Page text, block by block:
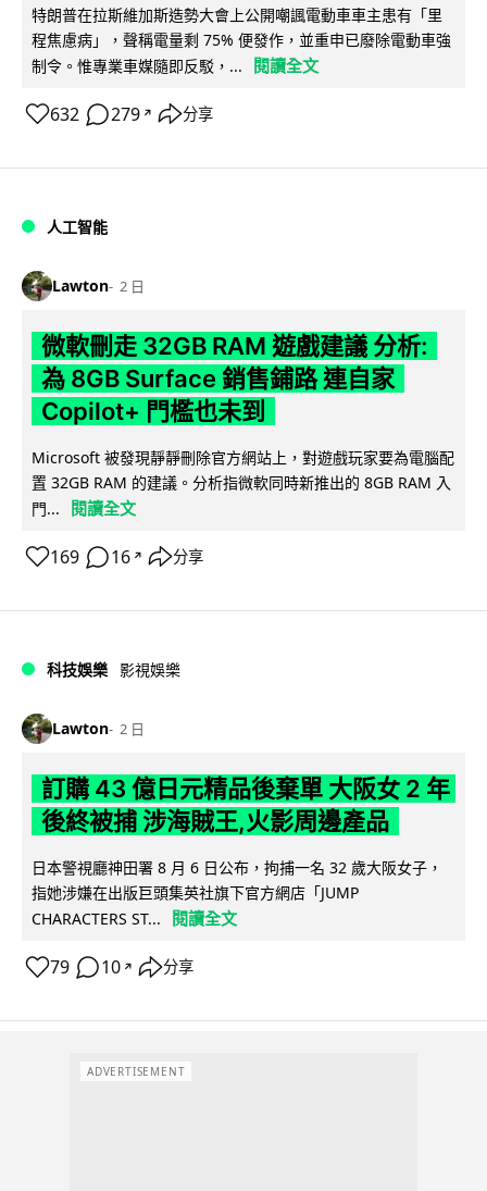
特朗普在拉斯維加斯造勢大會上公開嘲諷電動車車主患有「里
程焦慮病」，聲稱電量剩 75% 便發作，並重申已廢除電動車強
制令。惟專業車媒隨即反駁，...
閱讀全文
632 279 ↗ 分享
人工智能
Lawton 2 日
微軟刪走 32GB RAM 遊戲建議 分析:
為 8GB Surface 銷售鋪路 連自家
Copilot+ 門檻也未到
Microsoft 被發現靜靜刪除官方網站上，對遊戲玩家要為電腦配
置 32GB RAM 的建議。分析指微軟同時新推出的 8GB RAM 入
門...
閱讀全文
169 16 ↗ 分享
科技娛樂 影視娛樂
Lawton 2 日
訂購 43 億日元精品後棄單 大阪女 2 年
後終被捕 涉海賊王,火影周邊產品
日本警視廳神田署 8 月 6 日公布，拘捕一名 32 歲大阪女子，
指她涉嫌在出版巨頭集英社旗下官方網店「JUMP
CHARACTERS ST...
閱讀全文
79 10 ↗ 分享
ADVERTISEMENT